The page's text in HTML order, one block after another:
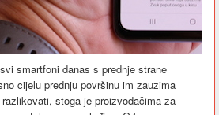
smartfoni danas s prednje strane
cijelu prednju površinu im zauzima
stoga je proizvođačima za